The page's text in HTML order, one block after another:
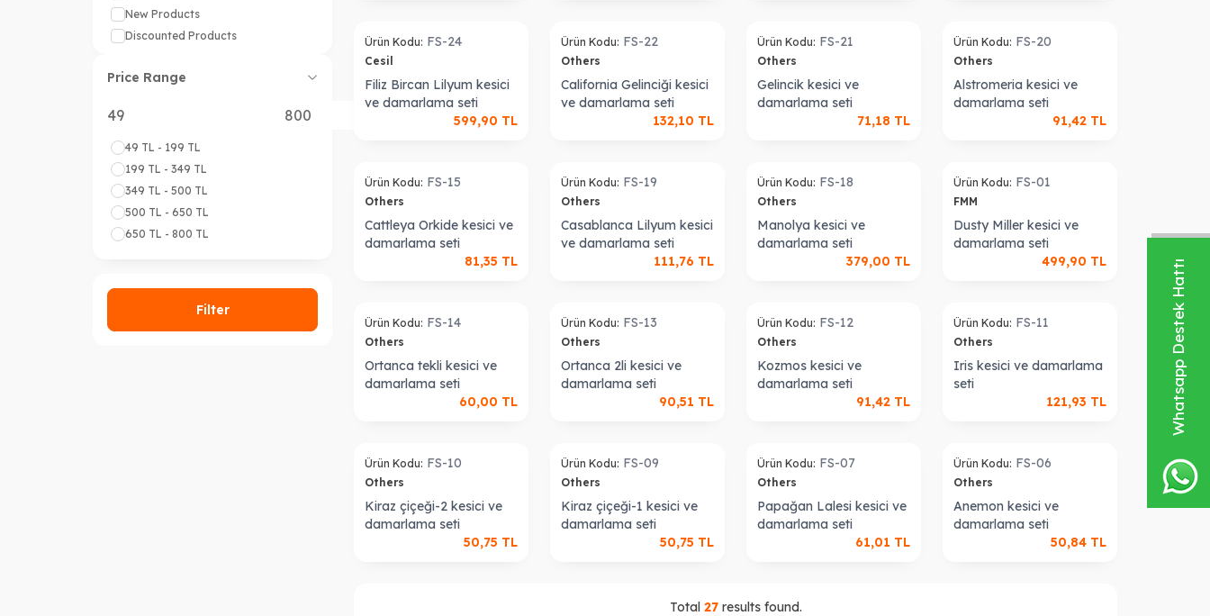
Whatsapp Destek Hattı
New Products
Discounted Products
Price Range
49 TL - 199 TL
199 TL - 349 TL
349 TL - 500 TL
500 TL - 650 TL
650 TL - 800 TL
Filter
Ürün Kodu: FS-24
Cesil
Filiz Bircan Lilyum kesici
ve damarlama seti
599,90 TL
Ürün Kodu: FS-22
Others
California Gelinciği kesici
ve damarlama seti
132,10 TL
Ürün Kodu: FS-21
Others
Gelincik kesici ve
damarlama seti
71,18 TL
Ürün Kodu: FS-20
Others
Alstromeria kesici ve
damarlama seti
91,42TL
Ürün Kodu: FS-15
Others
Cattleya Orkide kesici ve
damarlama seti
81,35 TL
Ürün Kodu: FS-19
Others
Casablanca Lilyum kesici
ve damarlama seti
111,76 TL
Ürün Kodu: FS-18
Others
Manolya kesici ve
damarlama seti
379,00 TL
Ürün Kodu: FS-01
FMM
Dusty Miller kesici ve
damarlama seti
499,90 TL
Ürün Kodu: FS-14
Others
Ortanca tekli kesici ve
damarlama seti
60,00 TL
Ürün Kodu: FS-13
Others
Ortanca 2li kesici ve
damarlama seti
90,51 TL
Ürün Kodu: FS-12
Others
Kozmos kesici ve
damarlama seti
91,42 TL
Ürün Kodu: FS-11
Others
Iris kesici ve damarlama
seti
121,93 TL
Ürün Kodu: FS-10
Others
Kiraz çiçeği-2 kesici ve
damarlama seti
50,75 TL
Ürün Kodu: FS-09
Others
Kiraz çiçeği-1 kesici ve
damarlama seti
50,75 TL
Ürün Kodu: FS-07
Others
Papağan Lalesi kesici ve
damarlama seti
61,01 TL
Ürün Kodu: FS-06
Others
Anemon kesici ve
damarlama seti
50,84TL
Total 27results found.